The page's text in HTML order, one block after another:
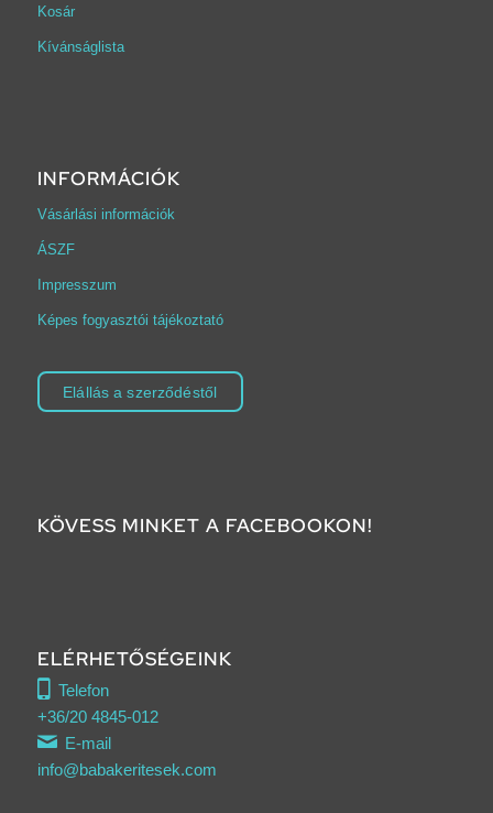
Kosár
Kívánságlista
INFORMÁCIÓK
Vásárlási információk
ÁSZF
Impresszum
Képes fogyasztói tájékoztató
Elállás a szerződéstől
KÖVESS MINKET A FACEBOOKON!
Click to accept marketing cookies and
ELÉRHETŐSÉGEINK
Telefon
+36/20 4845-012
E-mail
info@babakeritesek.com